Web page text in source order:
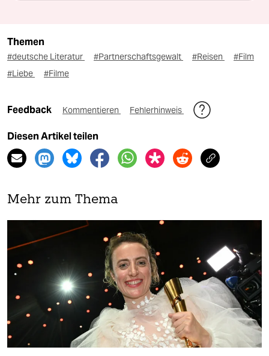
Themen
#deutsche Literatur #Partnerschaftsgewalt #Reisen
#Film
#Liebe
#Filme
Feedback Kommentieren Fehlerhinweis
Diesen Artikel teilen
Mehr zum Thema